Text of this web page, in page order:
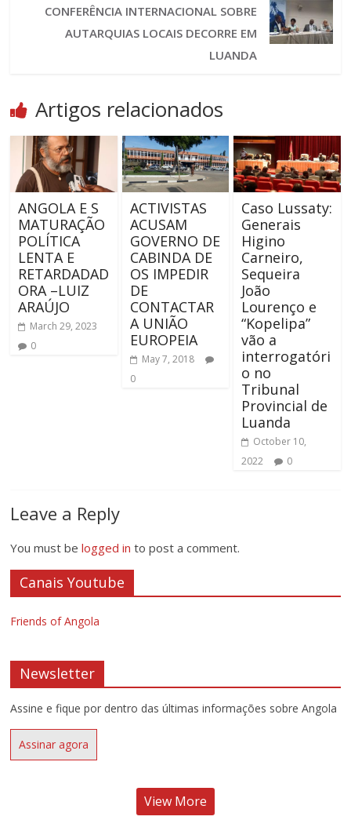
CONFERÊNCIA INTERNACIONAL SOBRE
AUTARQUIAS LOCAIS DECORRE EM
LUANDA
Artigos relacionados
ANGOLA E S
MATURAÇÃO
POLÍTICA
LENTA E
RETARDADAD
ORA –LUIZ
ARAÚJO
March 29, 2023
0
ACTIVISTAS
ACUSAM
GOVERNO DE
CABINDA DE
OS IMPEDIR
DE
CONTACTAR
A UNIÃO
EUROPEIA
May 7, 2018
0
Caso Lussaty:
Generais
Higino
Carneiro,
Sequeira
João
Lourenço e
“Kopelipa”
vão a
interrogatóri
o no
Tribunal
Provincial de
Luanda
October 10,
2022
0
Leave a Reply
You must belogged in to post a comment.
Canais Youtube
Friends of Angola
Newsletter
Assine e fique por dentro das últimas informações sobre Angola
Assinar agora
View More